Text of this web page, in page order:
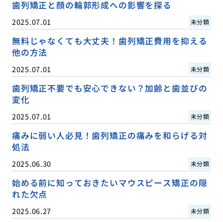
歯列矯正と顔の輪郭形成への影響を探る
2025.07.01 未分類
無料じゃなくても大丈夫！歯列矯正費用を抑える
他の方法
2025.07.01 未分類
歯列矯正不要でも安心できない？加齢と歯並びの
変化
2025.07.01 未分類
痛みに弱い人必見！歯列矯正の痛みを和らげる対
処法
2025.06.30 未分類
始める前に知っておきたいマウスピース矯正の隠
れた欠点
2025.06.27 未分類